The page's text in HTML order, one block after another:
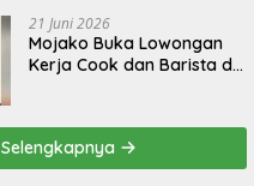
Syaratnya
21 Juni 2026
Mojako Buka Lowongan
Kerja Cook dan Barista di
Selengkapnya